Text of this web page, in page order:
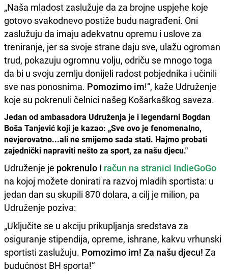
„Naša mladost zaslužuje da za brojne uspjehe koje
gotovo svakodnevo postiže budu nagrađeni. Oni
zaslužuju da imaju adekvatnu opremu i uslove za
treniranje, jer sa svoje strane daju sve, ulažu ogroman
trud, pokazuju ogromnu volju, odriču se mnogo toga
da bi u svoju zemlju donijeli radost pobjednika i učinili
sve nas ponosnima. Pomozimo im!“, kaže Udruženje
koje su pokrenuli čelnici našeg Košarkaškog saveza.
Jedan od ambasadora Udruženja je i legendarni Bogdan
Boša Tanjević koji je kazao: „Sve ovo je fenomenalno,
nevjerovatno...ali ne smijemo sada stati. Hajmo probati
zajednički napraviti nešto za sport, za našu djecu."
Udruženje je pokrenulo i račun na stranici IndieGoGo
na kojoj možete donirati ra razvoj mladih sportista: u
jedan dan su skupili 870 dolara, a cilj je milion, pa
Udruženje poziva:
„Uključite se u akciju prikupljanja sredstava za
osiguranje stipendija, opreme, ishrane, kakvu vrhunski
sportisti zaslužuju. Pomozimo im! Za našu djecu! Za
budućnost BH sporta!“